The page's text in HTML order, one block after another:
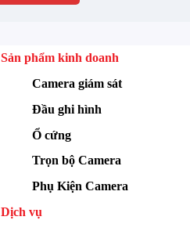
Sản phẩm kinh doanh
Camera giám sát
Đầu ghi hình
Ổ cứng
Trọn bộ Camera
Phụ Kiện Camera
Dịch vụ